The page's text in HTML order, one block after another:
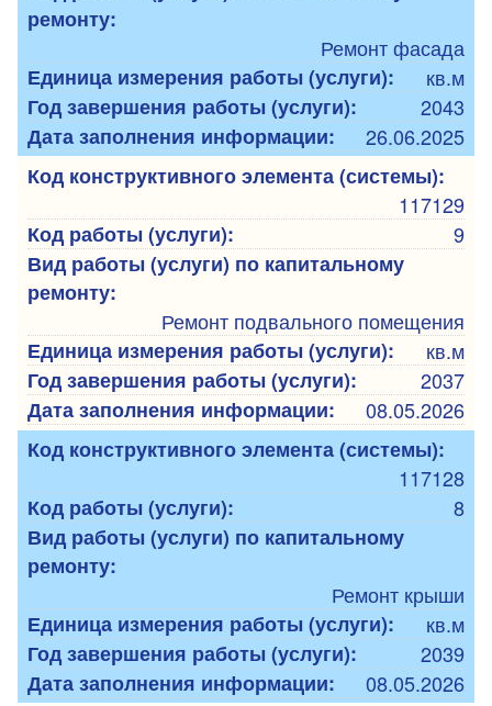
ремонту:
Ремонт фасада
Единица измерения работы (услуги):
кв.м
Год завершения работы (услуги):
2043
Дата заполнения информации:
26.06.2025
Код конструктивного элемента (системы):
117129
Код работы (услуги):
9
Вид работы (услуги) по капитальному
ремонту:
Ремонт подвального помещения
Единица измерения работы (услуги):
кв.м
Год завершения работы (услуги):
2037
Дата заполнения информации:
08.05.2026
Код конструктивного элемента (системы):
117128
Код работы (услуги):
8
Вид работы (услуги) по капитальному
ремонту:
Ремонт крыши
Единица измерения работы (услуги):
кв.м
Год завершения работы (услуги):
2039
Дата заполнения информации:
08.05.2026